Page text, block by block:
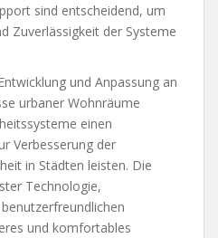
sind entscheidend, um
Zuverlässigkeit der Systeme
und Anpassung an
urbaner Wohnräume
einen
Verbesserung der
in Städten leisten. Die
Technologie,
und komfortables